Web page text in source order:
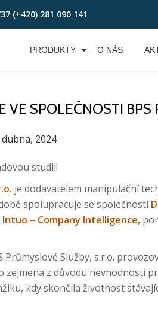
(+420) 281 090 141
PRODUKTY O NÁS
VE SPOLEČNOSTI BPS
dubna, 2024
studii!
je dodavatelem manipulační
spolupracuje se společností
Intuo – Company Intelligence,
Průmyslové Služby, s.r.o.
zejména z důvodu nevhodnosti
kdy skončila životnost